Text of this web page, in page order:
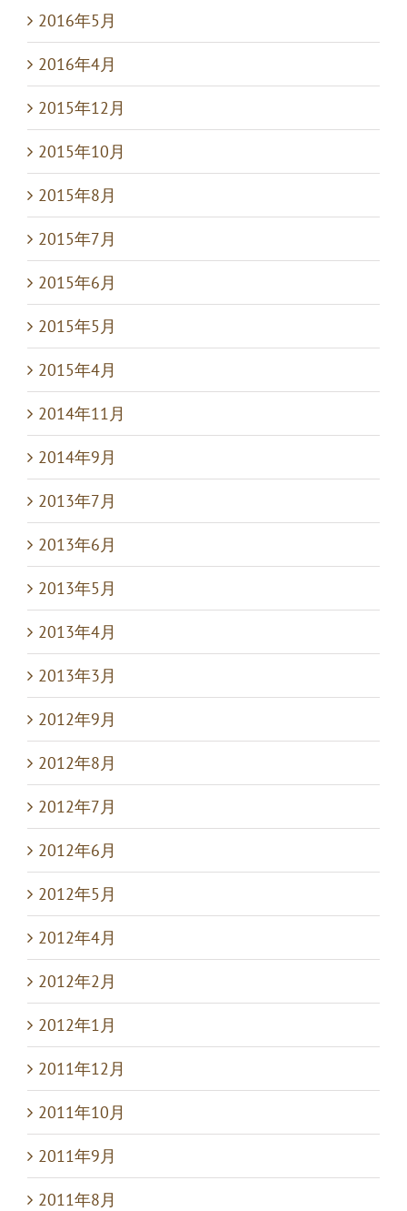
2016年5月
2016年4月
2015年12月
2015年10月
2015年8月
2015年7月
2015年6月
2015年5月
2015年4月
2014年11月
2014年9月
2013年7月
2013年6月
2013年5月
2013年4月
2013年3月
2012年9月
2012年8月
2012年7月
2012年6月
2012年5月
2012年4月
2012年2月
2012年1月
2011年12月
2011年10月
2011年9月
2011年8月